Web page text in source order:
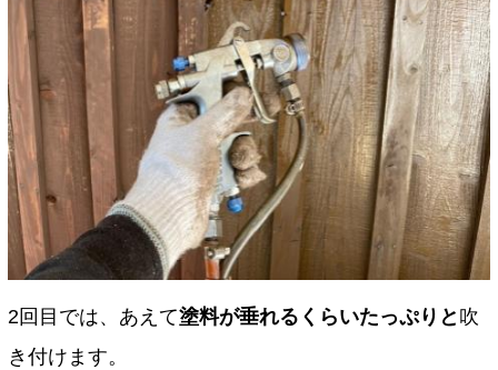
2回目では、あえて塗料が垂れるくらいたっぷりと 吹
き付けます。